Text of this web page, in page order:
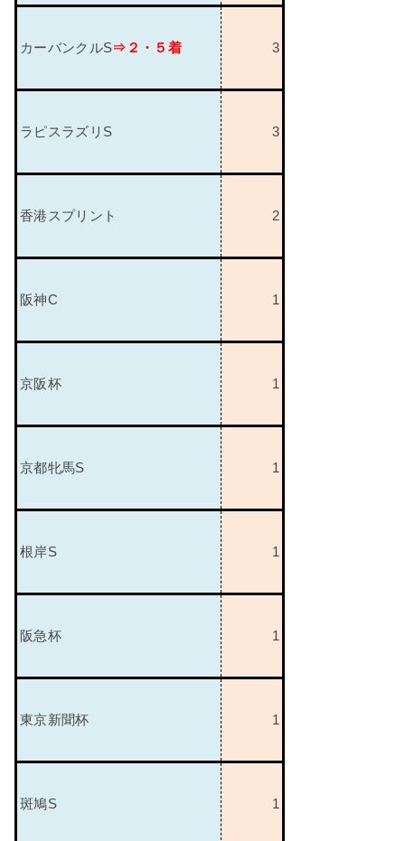
カーバンクルS⇒２・５着 3
ラピスラズリ S 3
香港スプリント 2
阪神C 1
京阪杯 1
京都牝馬S 1
根岸S 1
阪急杯 1
東京新聞杯 1
斑鳩S 1